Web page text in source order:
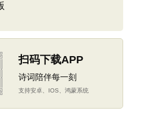
扫码下载APP
诗词陪伴每一刻
支持安卓、IOS、鸿蒙系统